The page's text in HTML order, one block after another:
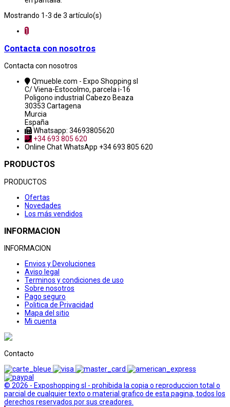
Mostrando 1-3 de 3 artículo(s)
1
Contacta con nosotros
Contacta con nosotros
Qmueble.com - Expo Shopping sl
C/ Viena-Estocolmo, parcela i-16
Poligono industrial Cabezo Beaza
30353 Cartagena
Murcia
España
Whatsapp: 34693805620
+34 693 805 620
Online ChatWhatsApp +34 693 805 620
PRODUCTOS
PRODUCTOS
Ofertas
Novedades
Los más vendidos
INFORMACION
INFORMACION
Envios y Devoluciones
Aviso legal
Terminos y condiciones de uso
Sobre nosotros
Pago seguro
Politica de Privacidad
Mapa del sitio
Mi cuenta
Contacto
© 2026 - Exposhopping sl - prohibida la copia o reproduccion total o
parcial de cualquier texto o material grafico de esta pagina, todos los
derechos reservados por sus creadores.